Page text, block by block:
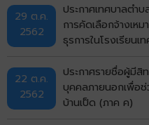
29 ต.ค.
2562
ประกาศเทศบาลตำ
การคัดเลือกจ้างเห
ธุรการในโรงเรียนเ
22 ต.ค.
2562
ประกาศรายชื่อผู้มีสิ
บุคคลภายนอกเพื่อช่
บ้านเป็ด (ภาค ค)